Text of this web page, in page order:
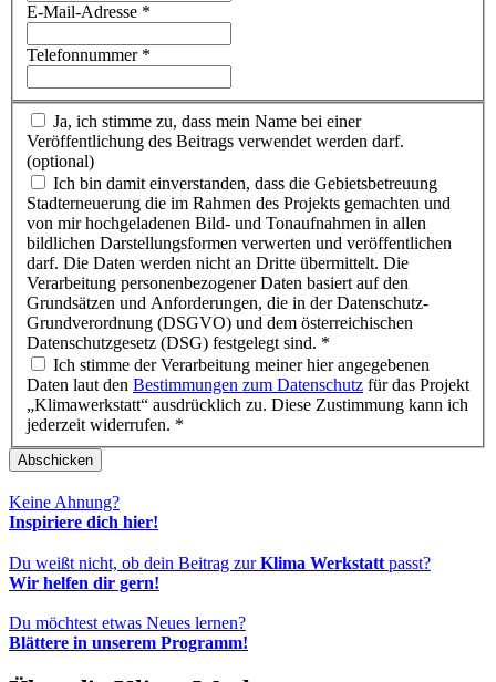
E-Mail-Adresse *
Telefonnummer *
Veröffentlichung des Beitrags verwendet werden darf.
(optional)
Stadterneuerung die im Rahmen des Projekts gemachten und
von mir hochgeladenen Bild- und Tonaufnahmen in allen
bildlichen Darstellungsformen verwerten und veröffentlichen
darf. Die Daten werden nicht an Dritte übermittelt. Die
Verarbeitung personenbezogener Daten basiert auf den
Grundsätzen und Anforderungen, die in der Datenschutz-
Grundverordnung (DSGVO) und dem österreichischen
Datenschutzgesetz (DSG) festgelegt sind. *
Daten laut den Bestimmungen zum Datenschutz für das Projekt
„Klimawerkstatt“ ausdrücklich zu. Diese Zustimmung kann ich
jederzeit widerrufen. *
Abschicken
Keine Ahnung?
Inspiriere dich hier!
Du weißt nicht, ob dein Beitrag zurKlima Werkstatt passt?
Wir helfen dir gern!
Du möchtest etwas Neues lernen?
Blättere in unserem Programm!